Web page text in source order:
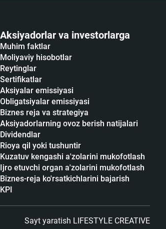
Aksiyadorlar va investorlarga
Muhim faktlar
Moliyaviy hisobotlar
Reytinglar
Sertifikatlar
Аksiyalar emissiyasi
Obligatsiyalar emissiyasi
Biznes reja va strategiya
Aksiyadorlarning ovoz berish natijalari
Dividendlar
Rioya qil yoki tushuntir
Kuzatuv kengashi a'zolarini mukofotlash
Ijro etuvchi organ a'zolarini mukofotlash
Biznes-reja ko'rsatkichlarini bajarish
KPI
Sayt yaratish LIFESTYLE CREATIVE